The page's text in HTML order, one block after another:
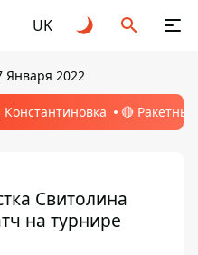
UK
Января 2022
🔴
Свитолина
на турнире